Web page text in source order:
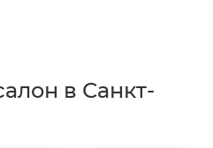
в Санкт-